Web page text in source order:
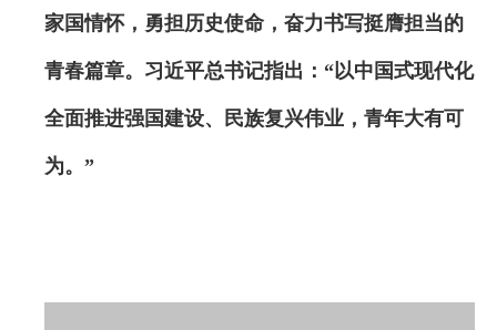
家国情怀，勇担历史使命 ，奋力书写挺膺担当的
青春篇章。 习近平总书记指出：“以中国式现代化
全面推进强国建设、民族复兴伟业，青年大有可
为。”